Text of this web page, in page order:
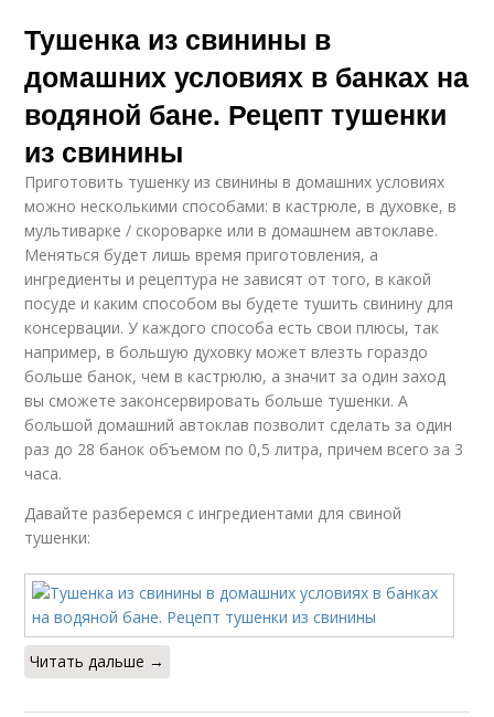
Тушенка из свинины в
домашних условиях в банках на
водяной бане. Рецепт тушенки
из свинины
Приготовить тушенку из свинины в домашних условиях
можно несколькими способами: в кастрюле, в духовке, в
мультиварке / скороварке или в домашнем автоклаве.
Меняться будет лишь время приготовления, а
ингредиенты и рецептура не зависят от того, в какой
посуде и каким способом вы будете тушить свинину для
консервации. У каждого способа есть свои плюсы, так
например, в большую духовку может влезть гораздо
больше банок, чем в кастрюлю, а значит за один заход
вы сможете законсервировать больше тушенки. А
большой домашний автоклав позволит сделать за один
раз до 28 банок объемом по 0,5 литра, причем всего за 3
часа.
Давайте разберемся с ингредиентами для свиной
тушенки:
Читать дальше →